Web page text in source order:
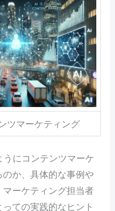
ツマーケティング
にコンテンツマーケ
か、具体的な事例や
ーケティング担当者
ての実践的なヒント